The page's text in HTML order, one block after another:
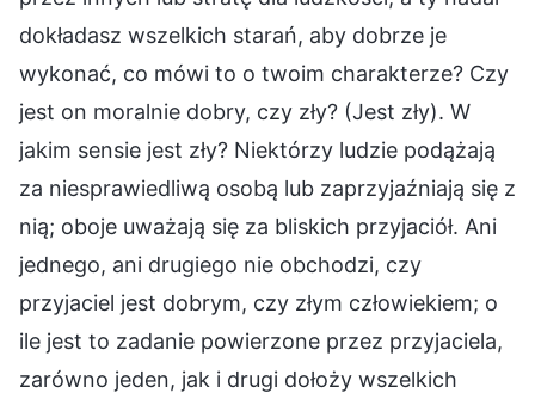
dokładasz wszelkich starań, aby dobrze je
wykonać, co mówi to o twoim charakterze? Czy
jest on moralnie dobry, czy zły? (Jest zły). W
jakim sensie jest zły? Niektórzy ludzie podążają
za niesprawiedliwą osobą lub zaprzyjaźniają się z
nią; oboje uważają się za bliskich przyjaciół. Ani
jednego, ani drugiego nie obchodzi, czy
przyjaciel jest dobrym, czy złym człowiekiem; o
ile jest to zadanie powierzone przez przyjaciela,
zarówno jeden, jak i drugi dołoży wszelkich